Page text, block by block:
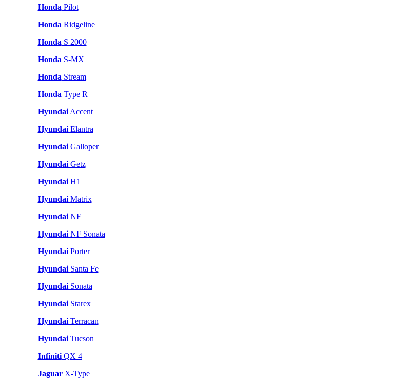
Honda Pilot
Honda Ridgeline
Honda S 2000
Honda S-MX
Honda Stream
Honda Type R
HyundaiAccent
HyundaiElantra
HyundaiGalloper
HyundaiGetz
HyundaiH1
HyundaiMatrix
HyundaiNF
HyundaiNF Sonata
HyundaiPorter
HyundaiSanta Fe
HyundaiSonata
HyundaiStarex
HyundaiTerracan
HyundaiTucson
InfinitiQX 4
JaguarX-Type